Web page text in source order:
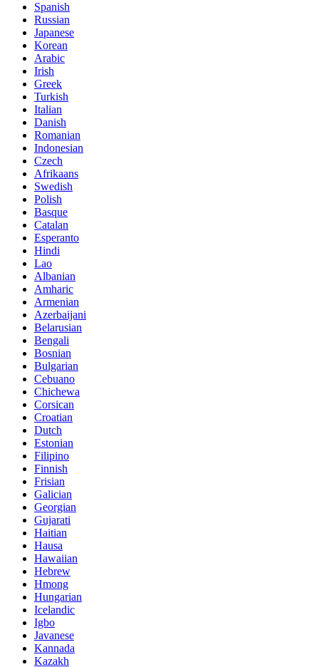
Spanish
Russian
Japanese
Korean
Arabic
Irish
Greek
Turkish
Italian
Danish
Romanian
Indonesian
Czech
Afrikaans
Swedish
Polish
Basque
Catalan
Esperanto
Hindi
Lao
Albanian
Amharic
Armenian
Azerbaijani
Belarusian
Bengali
Bosnian
Bulgarian
Cebuano
Chichewa
Corsican
Croatian
Dutch
Estonian
Filipino
Finnish
Frisian
Galician
Georgian
Gujarati
Haitian
Hausa
Hawaiian
Hebrew
Hmong
Hungarian
Icelandic
Igbo
Javanese
Kannada
Kazakh